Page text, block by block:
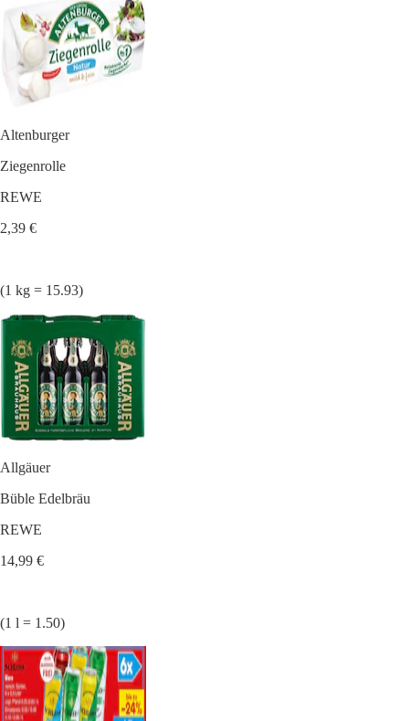
Altenburger
Ziegenrolle
REWE
2,39 €
(1 kg = 15.93)
Allgäuer
Büble Edelbräu
REWE
14,99 €
(1 l = 1.50)